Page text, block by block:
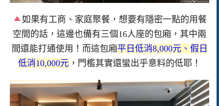
如果有工商、家庭聚餐，想要有隱密一點的用餐
空間的話，這邊也備有三個16人座的包廂，其中兩
間還能打通使用！而這包廂平日低消8,000元、假日
低消10,000元 ，門檻其實還蠻出乎意料的低耶！